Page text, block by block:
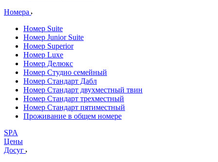
Номера
Номер Suite
Номер Junior Suite
Номер Superior
Номер Luxe
Номер Делюкс
Номер Студио семейный
Номер Стандарт Дабл
Номер Стандарт двухместный твин
Номер Стандарт трехместный
Номер Стандарт пятиместный
Проживание в общем номере
SPA
Цены
Досуг